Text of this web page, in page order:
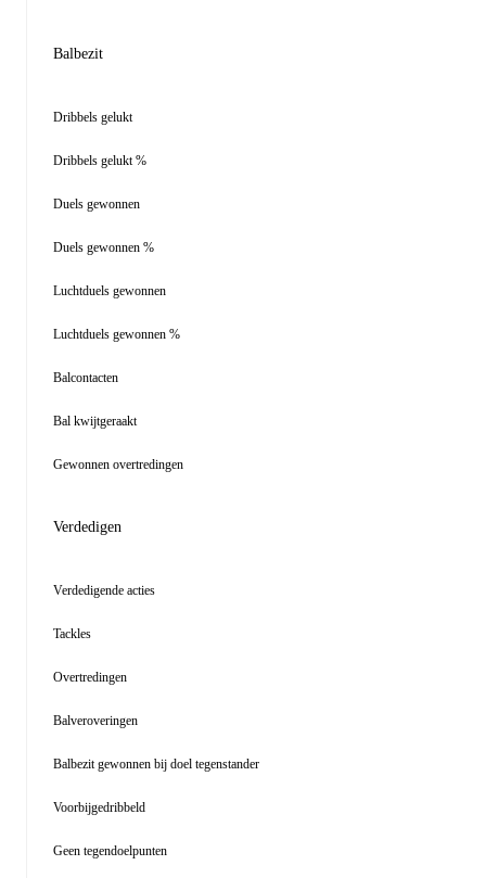
Balbezit
Dribbels gelukt
Dribbels gelukt %
Duels gewonnen
Duels gewonnen %
Luchtduels gewonnen
Luchtduels gewonnen %
Balcontacten
Bal kwijtgeraakt
Gewonnen overtredingen
Verdedigen
Verdedigende acties
Tackles
Overtredingen
Balveroveringen
Balbezit gewonnen bij doel tegenstander
Voorbijgedribbeld
Geen tegendoelpunten